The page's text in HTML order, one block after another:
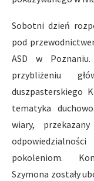
Sobotni dzień
pod
ASD w Poznaniu.
przybliżeniu
duszpasterskiego
tematyka
wiary,
pokoleniom.
Szymona zostały